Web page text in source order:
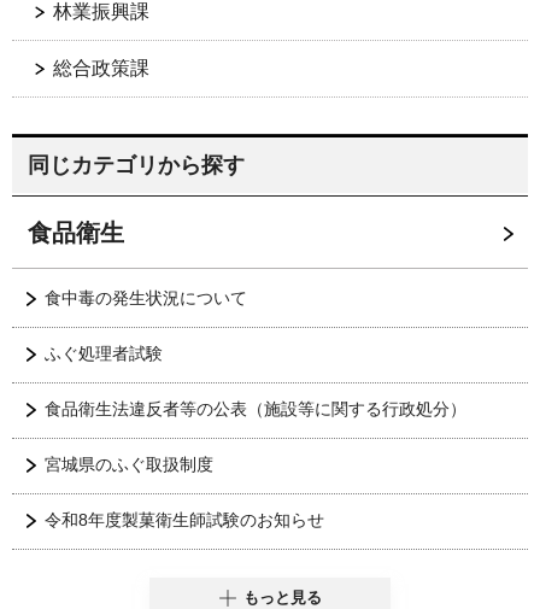
林業振興課
総合政策課
同じカテゴリから探す
食品衛生
食中毒の発生状況について
ふぐ処理者試験
食品衛生法違反者等の公表（施設等に関する行政処分）
宮城県のふぐ取扱制度
令和8年度製菓衛生師試験のお知らせ
もっと見る